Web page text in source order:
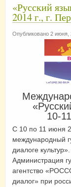
«Русский
2014 г., г.
Опубликовано 2 июня,
10-
С 10 по 11 июня
международный
диалоге
Администрация
агентство
диалог» при